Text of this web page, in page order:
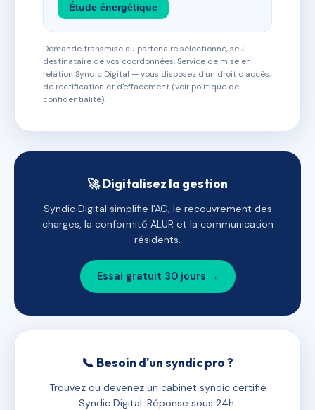
Étude énergétique
Demande transmise au partenaire sélectionné, seul
destinataire de vos coordonnées. Service de mise en
relation Syndic Digital — vous disposez d'un droit d'accès,
de rectification et d'effacement (voir politique de
confidentialité).
🚀 Digitalisez la gestion
Syndic Digital simplifie l'AG, le recouvrement des
charges, la conformité ALUR et la communication
résidents.
Essai gratuit 30 jours →
📞 Besoin d'un syndic pro ?
Trouvez ou devenez un cabinet syndic certifié
Syndic Digital. Réponse sous 24h.